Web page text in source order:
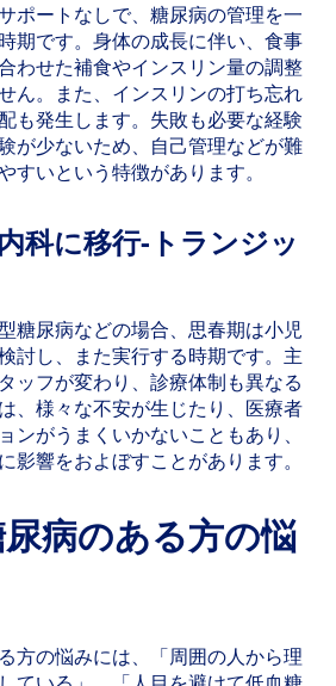
ポートなしで、糖尿病の管理を一
期です。身体の成長に伴い、食事
わせた補食やインスリン量の調整
ん。また、インスリンの打ち忘れ
も発生します。失敗も必要な経験
が少ないため、自己管理などが難
すいという特徴があります。
科に移行-トランジッ
糖尿病などの場合、思春期は小児
討し、また実行する時期です。主
ッフが変わり、診療体制も異なる
、様々な不安が生じたり、医療者
ンがうまくいかないこともあり、
影響をおよぼすことがあります。
病のある方の悩
方の悩みには、「周囲の人から理